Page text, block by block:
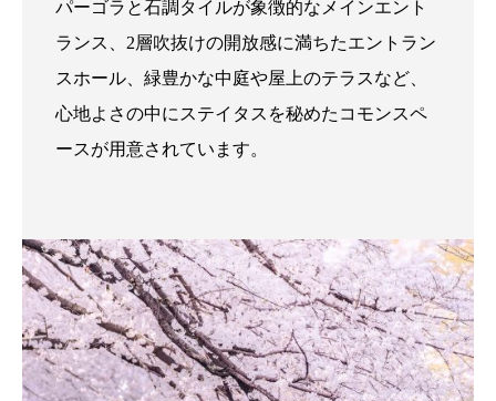
パーゴラと石調タイルが象徴的なメインエント
ランス、2層吹抜けの開放感に満ちたエントラン
スホール、緑豊かな中庭や屋上のテラスなど、
心地よさの中にステイタスを秘めたコモンスペ
ースが用意されています。